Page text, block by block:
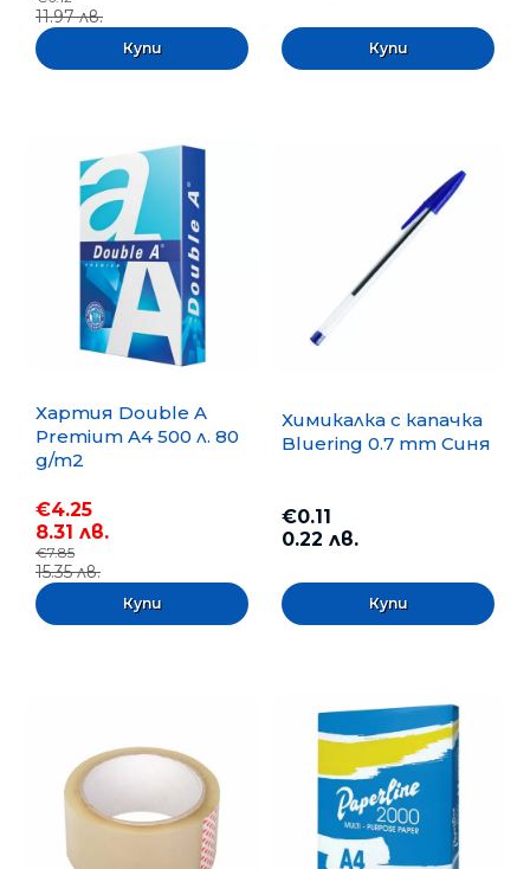
11.97 лв.
Хартия Double A
Premium A4 500 л. 80
g/m2
€4.25
8.31 лв.
€7.85
15.35 лв.
Химикалка с капачка
Bluering 0.7 mm Синя
€0.11
0.22 лв.